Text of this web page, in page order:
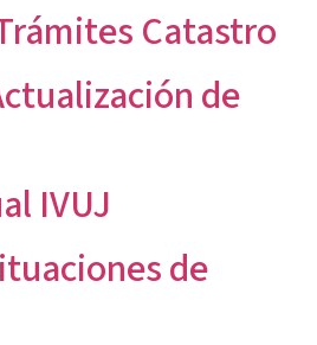
Catastro
de
IVUJ
de